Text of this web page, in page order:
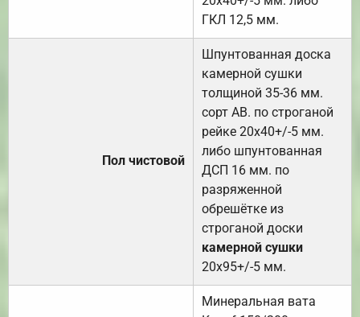
ГКЛ 12,5 мм.
Пол чистовой
Шпунтованная доска
камерной сушки
толщиной 35-36 мм.
сорт АВ. по строганой
рейке 20х40+/-5 мм.
либо шпунтованная
ДСП 16 мм. по
разряженной
обрешётке из
строганой доски
камерной сушки
20х95+/-5 мм.
Минеральная вата